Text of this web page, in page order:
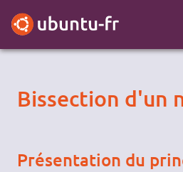
Bissection d'un
Présentation du